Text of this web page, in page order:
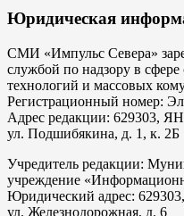
Юридическая
СМИ «Импульс Севера»
службой по надзору в
технологий и массовых
Регистрационный номер:
Адрес редакции: 629303,
ул. Подшибякина, д. 1, к. 2Б
Учредитель редакции:
учреждение
Юридический адрес:
ул. Железнодорожная, д. 6